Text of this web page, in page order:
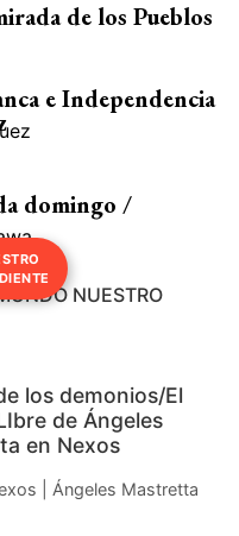
de los Pueblos
e Independencia
domingo /
NUESTRO
los demonios/El
de Ángeles
en Nexos
| Ángeles Mastretta